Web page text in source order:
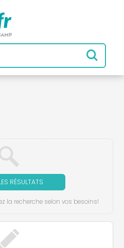
RÉSULTATS
la recherche selon vos besoins!